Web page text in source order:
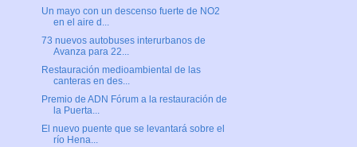
Un mayo con un descenso fuerte de NO2
en el aire d...
73 nuevos autobuses interurbanos de
Avanza para 22...
Restauración medioambiental de las
canteras en des...
Premio de ADN Fórum a la restauración de
la Puerta...
El nuevo puente que se levantará sobre el
río Hena...